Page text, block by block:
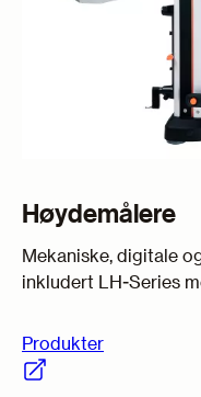
Høydemålere
Mekaniske, digitale
inkludert LH-Series
Produkter